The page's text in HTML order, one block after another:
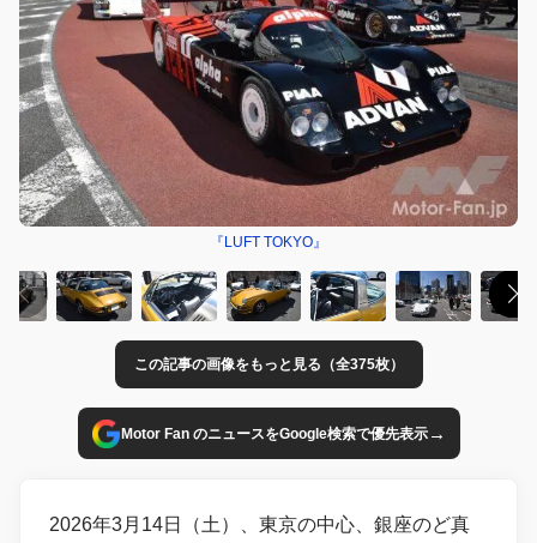
『LUFT TOKYO』
この記事の画像をもっと見る（全375枚）
Motor Fan のニュースをGoogle検索で優先表示→
2026年3月14日（土）、東京の中心、銀座のど真